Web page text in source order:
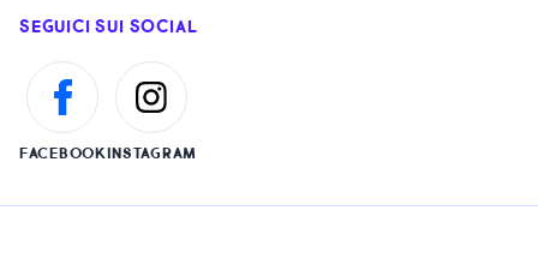
SEGUICI SUI SOCIAL
FACEBOOKINSTAGRAM